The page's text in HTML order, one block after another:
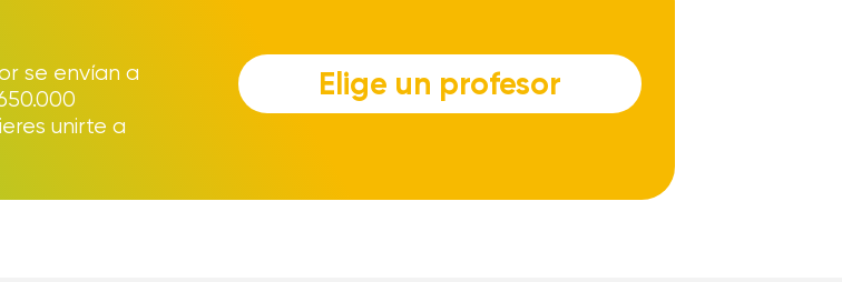
se envían a
unirte a
Elige un profesor